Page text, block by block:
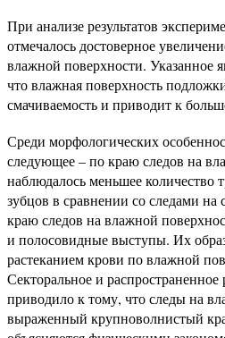
При анализе результатов
отмечалось достоверное
влажной поверхности. Указанное
что влажная поверхность
смачиваемость и приводит к
Среди морфологических
следующее – по краю следов на
наблюдалось меньшее количество
зубцов в сравнении со следами
краю следов на влажной
и полосовидные выступы. Их
растеканием крови по влажной
Секторальное и распространенное
приводило к тому, что следы на
выраженный крупноволнистый